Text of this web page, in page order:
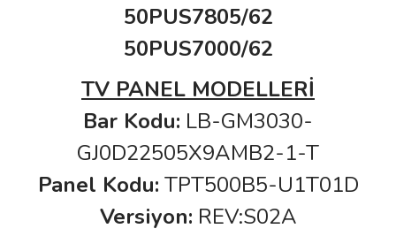
50PUS7805/62
50PUS7000/62
TV PANEL MODELLERİ
Bar Kodu: LB-GM3030-
GJ0D22505X9AMB2-1-T
Panel Kodu: TPT500B5-U1T01D
Versiyon: REV:S02A